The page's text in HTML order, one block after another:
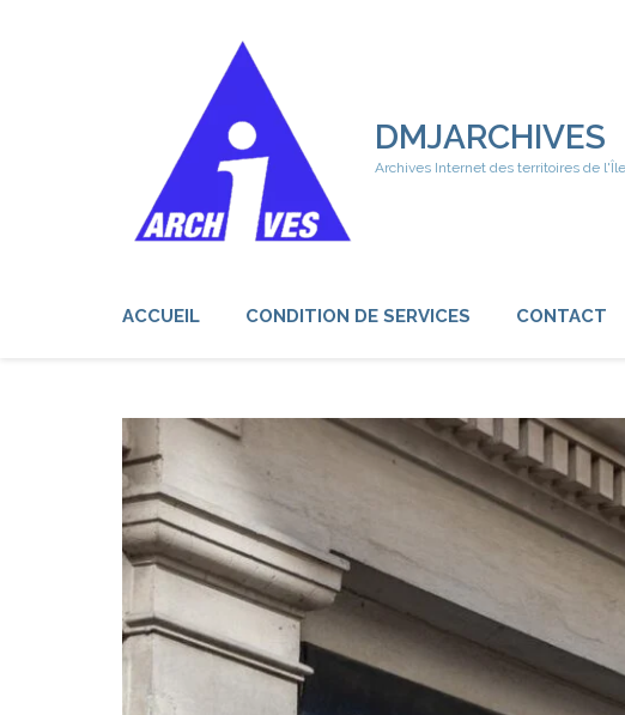
DMJARCHIVES
Archives Internet des territoires de
ACCUEIL CONDITION DE SERVICES CONTACT